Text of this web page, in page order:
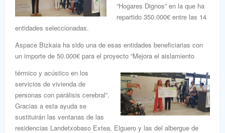
“Hogares Dignos” en la que ha
repartido 350.000€ entre las 14
entidades seleccionadas.
Aspace Bizkaia ha sido una de esas entidades beneficiarias con
un importe de 50.000€ para el proyecto “Mejora el aislamiento
térmico y acústico en los
servicios de vivienda de
personas con parálisis cerebral”.
Gracias a esta ayuda se
sustituirán las ventanas de las
residencias Landetxobaso Extea, Elguero y las del albergue de